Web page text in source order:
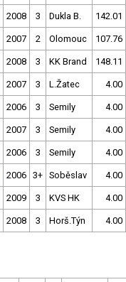
2008 3 Dukla B. 142.01
2007 2 Olomouc 107.76
2008 3 KK Brand 148.11
2007 3 L.Žatec 4.00
2006 3 Semily 4.00
2007 3 Semily 4.00
2006 3 Semily 4.00
2006 3+ Soběslav 4.00
2009 3 KVS HK 4.00
2008 3 Horš.Týn 4.00